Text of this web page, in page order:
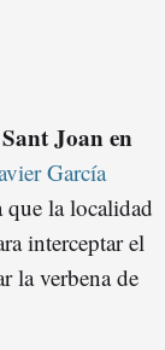
Sant Joan en
García
que la localidad
interceptar el
la verbena de